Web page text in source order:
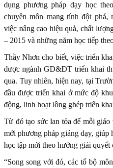
dụng phương pháp dạy học
chuyên môn mang tính đột
việc nâng cao hiệu quả, chất
– 2015 và những năm học tiếp
Thầy Nhơn cho biết, việc triển
được ngành GD&ĐT triển khai
qua. Tuy nhiên, hiện nay, tại
đầu được triển khai ở mức độ
động, linh hoạt lồng ghép triển
Từ đó tạo sức lan tỏa để mỗi
mới phương pháp giảng dạy,
học tập mới theo hướng giải quyết
“Song song với đó, các tổ bộ